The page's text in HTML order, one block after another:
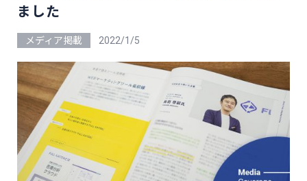
ました
メディア掲載 2022/1/5